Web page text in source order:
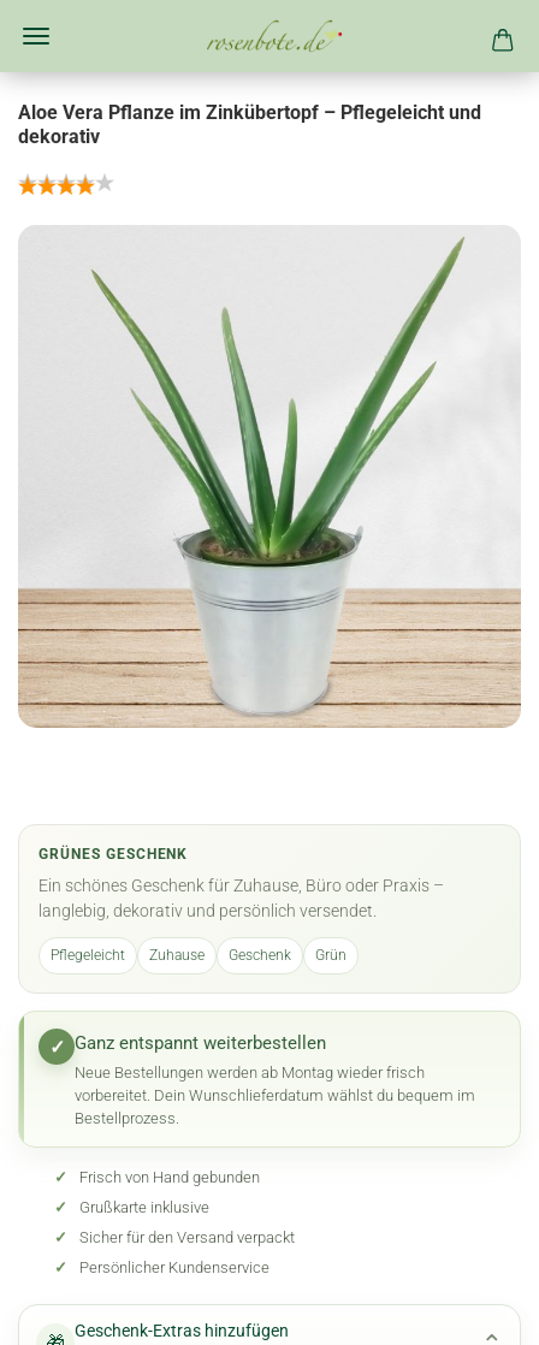
Aloe Vera Pflanze im Zinkübertopf – Pflegeleicht und
dekorativ
GRÜNES GESCHENK
Ein schönes Geschenk für Zuhause, Büro oder Praxis –
langlebig, dekorativ und persönlich versendet.
Pflegeleicht Zuhause Geschenk Grün
✓ Ganz entspannt weiterbestellen
Neue Bestellungen werden ab Montag wieder frisch
vorbereitet. Dein Wunschlieferdatum wählst du bequem im
Bestellprozess.
✓
Frisch von Hand gebunden
✓
Grußkarte inklusive
✓
Sicher für den Versand verpackt
✓
Persönlicher Kundenservice
Geschenk-Extras hinzufügen